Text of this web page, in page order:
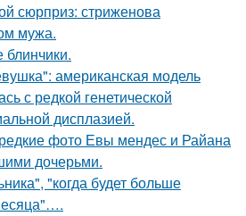
сюрприз: стриженова
мужа.
американская модель
с редкой генетической
дисплазией.
фото Евы мендес и Райана
дочерьми.
"когда будет больше